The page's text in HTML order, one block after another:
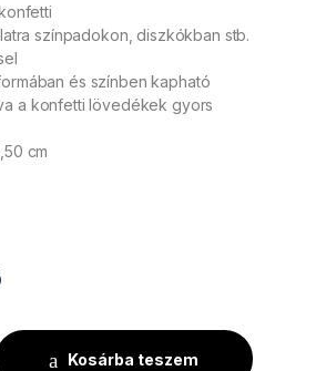
színpadokon, diszkókban stb.
és színben kapható
a konfetti lövedékek gyors
cm
Konfetti Téglalapok 55x17mm - Piros/
Kosárba teszem